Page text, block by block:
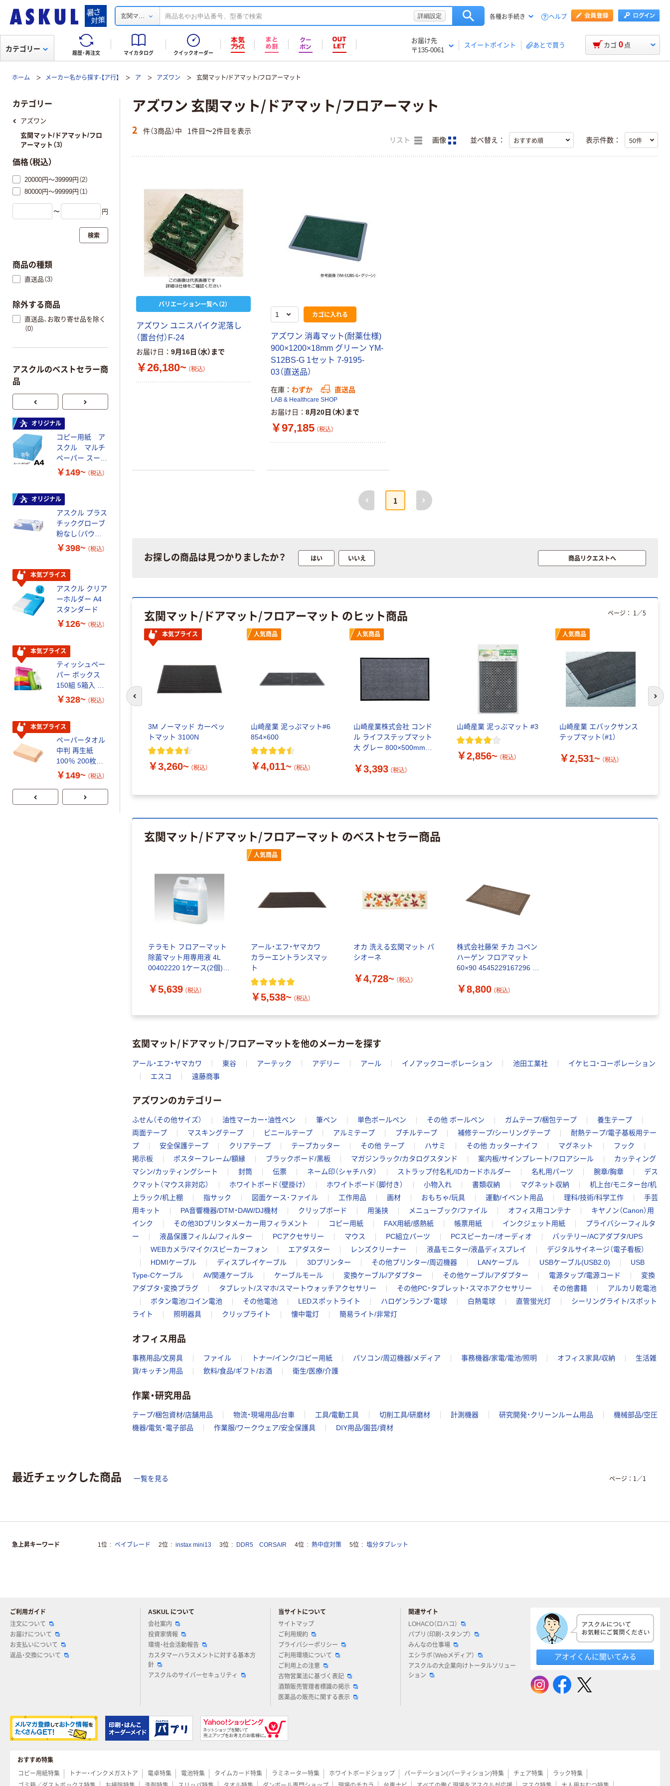
玄関マ... 詳細設定 各種お手続き ヘルプ
履歴・再注文 マイカタログ クイックオーダー
お届け先
〒135-0061
スイートポイント あとで買う
カテゴリー カゴ 0 点
ホーム メーカー名から探す-【ア行】 ア アズワン 玄関マット/ドアマット/フロアーマット
アズワン 玄関マット/ドアマット/フロアーマット
2 件（3商品）中 1件目〜2件目を表示
リスト 画像 並べ替え： 表示件数：
バリエーション一覧へ（2）
アズワン ユニスパイク泥落し
（置台付）F-24
お届け日 9月16日（水）まで
￥26,180~ （税込）
カゴに入れる
アズワン 消毒マット(耐薬仕様)
900×1200×18mm グリーン YM-
S12BS-G 1セット 7-9195-
03（直送品）
在庫 わずか 直送品
LAB & Healthcare SHOP
お届け日 8月20日（木）まで
￥97,185 （税込）
前へ
1
次へ
お探しの商品は見つかりましたか？ はい いいえ 商品リクエストへ
玄関マット/ドアマット/フロアーマット のヒット商品
エン
ND
本気プライス
3M ノーマッド カーペッ
トマット 3100N
￥3,260~ （税込）
人気商品
山崎産業 泥っぷマット#6
854×600
￥4,011~ （税込）
人気商品
山崎産業株式会社 コンド
ル ライフステップマット
大 グレー 800×500mm
品）
￥3,393 （税込）
山崎産業 泥っぷマット #3
￥2,856~ （税込）
人気商品
山崎産業 エバックサンス
テップマット（#1）
￥2,531~ （税込）
ページ： 1 ／5
次
玄関マット/ドアマット/フロアーマット のベストセラー商品
テラモト フロアーマット
除菌マット用専用液 4L
00402220 1ケース(2個)
￥5,639 （税込）
人気商品
アール・エフ・ヤマカワ
カラーエントランスマッ
ト
￥5,538~ （税込）
オカ 洗える玄関マット パ
シオーネ
￥4,728~ （税込）
株式会社藤栄 チカ コペン
ハーゲン フロアマット
60×90 4545229167296 1
￥8,800 （税込）
玄関マット/ドアマット/フロアーマットを他のメーカーを探す
アール・エフ・ヤマカワ 東谷 アーテック アデリー アール イノアックコーポレーション 池田工業社
イケヒコ・コーポレーション
エスコ
遠藤商事
アズワンのカテゴリー
ふせん（その他サイズ） 油性マーカー・油性ペン 筆ペン 単色ボールペン その他 ボールペン ガムテープ/梱包テープ
養生テープ
両面テープ
マスキングテープ ビニールテープ アルミテープ ブチルテープ 補修テープ/シーリングテープ
耐熱テープ/電子基板用テー
プ
安全保護テープ クリアテープ テープカッター その他 テープ ハサミ その他 カッターナイフ マグネット
フック
掲示板
ポスターフレーム/額縁 ブラックボード/黒板 マガジンラック/カタログスタンド 案内板/サインプレート/フロアシール
カッティング
マシン/カッティングシート
封筒 伝票 ネーム印（シャチハタ） ストラップ付名札/IDカードホルダー 名札用パーツ 腕章/胸章
デス
クマット（マウス非対応）
ホワイトボード（壁掛け） ホワイトボード（脚付き） 小物入れ 書類収納 マグネット収納
机上台/モニター台/机
上ラック/机上棚
指サック 図面ケース･ファイル 工作用品 画材 おもちゃ/玩具 運動/イベント用品 理科/技術/科学工作
手芸
用キット
PA音響機器/DTM・DAW/DJ機材 クリップボード 用箋挟 メニューブック/ファイル オフィス用コンテナ
キヤノン（Canon）用
インク
その他3Dプリンタメーカー用フィラメント コピー用紙 FAX用紙/感熱紙 帳票用紙 インクジェット用紙
プライバシーフィルタ
ー
液晶保護フィルム/フィルター PCアクセサリー マウス PC組立パーツ PCスピーカー/オーディオ
バッテリー/ACアダプタ/UPS
WEBカメラ/マイク/スピーカーフォン
エアダスター レンズクリーナー 液晶モニター/液晶ディスプレイ
デジタルサイネージ（電子看板）
HDMIケーブル
ディスプレイケーブル 3Dプリンター その他プリンター/周辺機器 LANケーブル USBケーブル(USB2.0)
USB
Type-Cケーブル
AV関連ケーブル ケーブルモール 変換ケーブル/アダプター その他ケーブル/アダプター 電源タップ/電源コード
変換
アダプタ・変換プラグ
タブレット/スマホ/スマートウォッチアクセサリー その他PC・タブレット・スマホアクセサリー その他書籍
アルカリ乾電池
ボタン電池/コイン電池
その他電池 LEDスポットライト ハロゲンランプ・電球 白熱電球 直管蛍光灯
シーリングライト/スポット
ライト
照明器具 クリップライト 懐中電灯 簡易ライト/非常灯
オフィス用品
事務用品/文房具 ファイル トナー/インク/コピー用紙 パソコン/周辺機器/メディア 事務機器/家電/電池/照明 オフィス家具/収納
生活雑
貨/キッチン用品
飲料/食品/ギフト/お酒 衛生/医療/介護
作業・研究用品
テープ/梱包資材/店舗用品 物流・現場用品/台車 工具/電動工具 切削工具/研磨材 計測機器 研究開発・クリーンルーム用品
機械部品/空圧
機器/電気・電子部品
作業服/ワークウェア/安全保護具 DIY用品/園芸/資材
カテゴリー
アズワン
玄関マット/ドアマット/フロ
アーマット（3）
価格（税込）
20000円～39999円（2）
80000円～99999円（1）
〜 円
検索
商品の種類
直送品（3）
除外する商品
直送品、お取り寄せ品を除く
（0）
アスクルのベストセラー商
品
オリジナル
コピー用紙 ア
スクル マルチ
ペーパー スーパ
ーホワイト+
￥149~ （税込）
オリジナル
アスクル プラス
チックグローブ
粉なし（パウダ
ーフリー）
￥398~ （税込）
本気プライス
アスクル クリア
ーホルダー A4
スタンダード
￥126~ （税込）
本気プライス
ティッシュペー
パー ボックス
150組 5箱入 ア
スクル スマート
証
￥328~ （税込）
本気プライス
ペーパータオル
中判 再生紙
100％ 200枚
FSC認証 シング
企画 オリジナル
￥149~ （税込）
ミー+
￥149~
リサイクル100
さしい やわらか
いマスク
￥458~
トイレットペー
パー シングル
120ｍ 再生紙
100% 6ロール
証
期間限定価格
アスクル プラ
スチックグロー
ブ 薄手 粉な
し（パウダーフ
本気プライス
ペン ゼブラ
￥52~
付き／2Lラベル
レス 10本
￥1,037~
（税込）
スズラン 酒精綿
指定医薬部外品
￥140~
サントリー 天然
水 ミネラルウォ
本気プライス
ファーストレイ
ップ
ローブ ホワイ
ウダーフリー）
￥698~
本気プライス
ペーパータオル
パー ボックス
モカ 200組 5個
アスクル オリジ
ナルティッシュ
PEFC認証
￥428~
【アスクル限定】
ファーストレイ
ト ニトリルグ
ローブ ブル
￥698~ （税込）
オリジナル
アスクル 検査用
ディスポパンツ
￥96~ （税込）
￥398~ （税込）
ーホルダー A4
スタンダード
本気プライス
ティッシュペー
パー ボックス
150組 5箱入 ア
スクル スマート
コンパクト ビ
証
￥328~ （税込）
本気プライス
ペーパータオル
100％ 200枚
最近チェックした商品 一覧を見る ページ： 1 ／1
急上昇キーワード 1位 ベイブレード 2位 instax mini13 3位 DDR5 CORSAIR 4位 熱中症対策 5位 塩分タブレット
ご利用ガイド
注文について
お届けについて
お支払いについて
返品・交換について
ASKUL について
会社案内
投資家情報
環境・社会活動報告
カスタマーハラスメントに対する基本方
針
アスクルのサイバーセキュリティ
当サイトについて
サイトマップ
ご利用規約
プライバシーポリシー
ご利用環境について
ご利用上の注意
古物営業法に基づく表記
酒類販売管理者標識の掲示
医薬品の販売に関する表示
関連サイト
LOHACO（ロハコ）
パプリ（印刷・スタンプ）
みんなの仕事場
エシラボ（Webメディア）
アスクルの大企業向けトータルソリュー
ション
アオイくんに聞いてみる
おすすめ特集
コピー用紙特集
トナー・インクメガストア 電卓特集 電池特集 タイムカード特集 ラミネーター特集 ホワイトボードショップ パーテーション(パーティション)特集 チェア特集
ラック特集